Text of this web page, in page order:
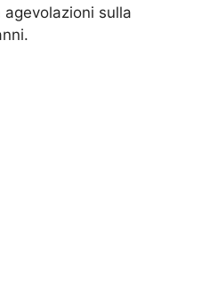
agevolazioni sulla